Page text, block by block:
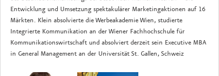
Entwicklung und Umsetzung spektakulärer Marketingaktionen auf 16
Märkten. Klein absolvierte die Werbeakademie Wien, studierte
Integrierte Kommunikation an der Wiener Fachhochschule für
Kommunikationswirtschaft und absolviert derzeit sein Executive MBA
in General Management an der Universität St. Gallen, Schweiz